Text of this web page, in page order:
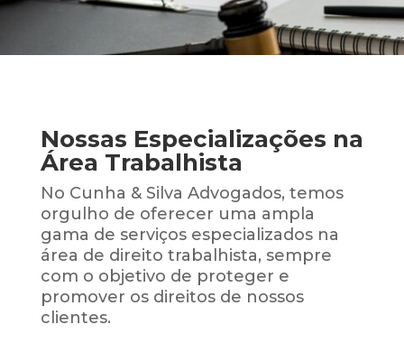
Nossas Especializações na
Área Trabalhista
No Cunha & Silva Advogados, temos
orgulho de oferecer uma ampla
gama de serviços especializados na
área de direito trabalhista, sempre
com o objetivo de proteger e
promover os direitos de nossos
clientes.